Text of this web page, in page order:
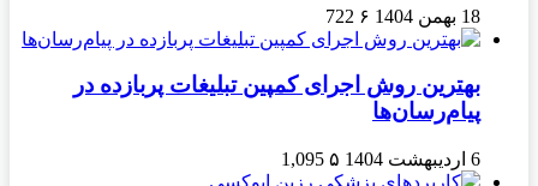
18 بهمن 1404 ۶ 722
بهترین روش اجرای کمپین تبلیغات پربازده در
پیام‌رسان‌ها
6 اردیبهشت 1404 ۵ 1,095